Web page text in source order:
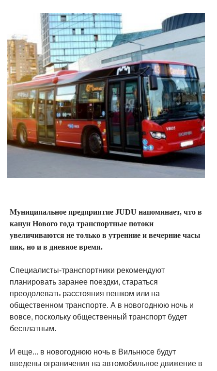
Муниципальное предприятие JUDU напоминает, что в
канун Нового года транспортные потоки
увеличиваются не только в утренние и вечерние часы
пик, но и в дневное время.
Специалисты-транспортники рекомендуют
планировать заранее поездки, стараться
преодолевать расстояния пешком или на
общественном транспорте. А в новогоднюю ночь и
вовсе, поскольку общественный транспорт будет
бесплатным.
И еще... в новогоднюю ночь в Вильнюсе будут
введены ограничения на автомобильное движение в